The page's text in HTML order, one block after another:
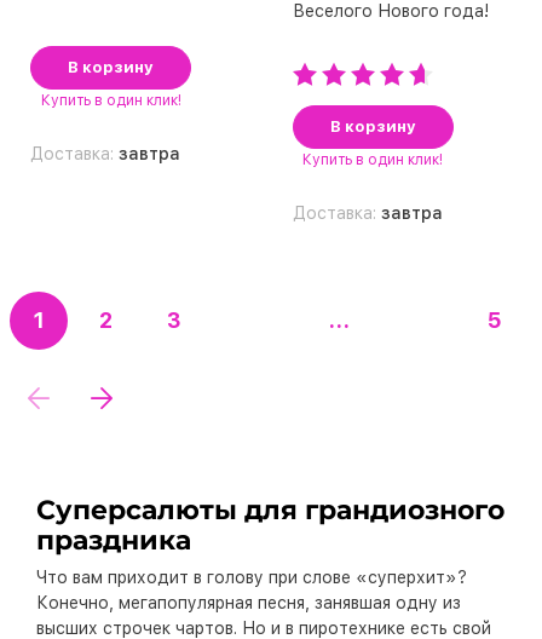
В корзину
Купить в один клик!
Доставка: завтра
Веселого Нового года!
В корзину
Купить в один клик!
Доставка: завтра
1 2 3 ... 5
Суперсалюты для грандиозного
праздника
Что вам приходит в голову при слове «суперхит»?
Конечно, мегапопулярная песня, занявшая одну из
высших строчек чартов. Но и в пиротехнике есть свой